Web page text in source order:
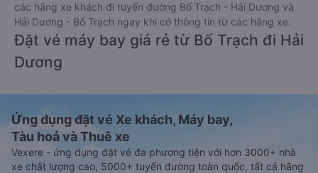
các hãng xe khách đi tuyến đường Bố Trạch - Hải Dương và
Hải Dương - Bố Trạch ngay khi có thông tin từ các hãng xe.
Đặt vé máy bay giá rẻ từ Bố Trạch đi Hải
Dương
Ứng dụng đặt vé Xe khách, Máy bay,
Tàu hoả và Thuê xe
Vexere - ứng dụng đặt vé đa phương tiện với hơn 3000+ nhà
xe chất lượng cao, 5000+ tuyến đường toàn quốc, tất cả hãng